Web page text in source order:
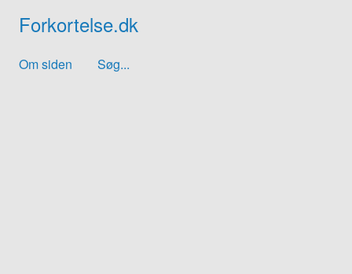
Forkortelse.dk
Om siden Søg...